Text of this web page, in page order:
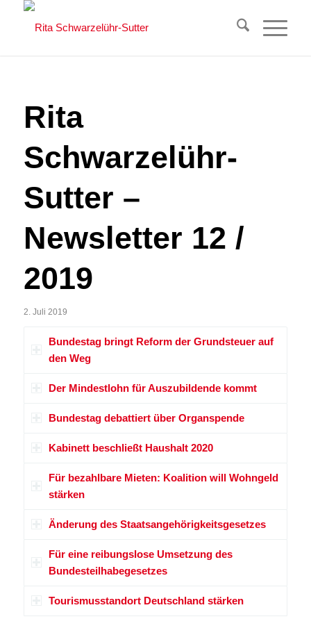
Rita
Schwarzelühr-
Sutter –
Newsletter 12 /
2019
2. Juli 2019
Bundestag bringt Reform der Grundsteuer auf
den Weg
Der Mindestlohn für Auszubildende kommt
Bundestag debattiert über Organspende
Kabinett beschließt Haushalt 2020
Für bezahlbare Mieten: Koalition will Wohngeld
stärken
Änderung des Staatsangehörigkeitsgesetzes
Für eine reibungslose Umsetzung des
Bundesteilhabegesetzes
Tourismusstandort Deutschland stärken